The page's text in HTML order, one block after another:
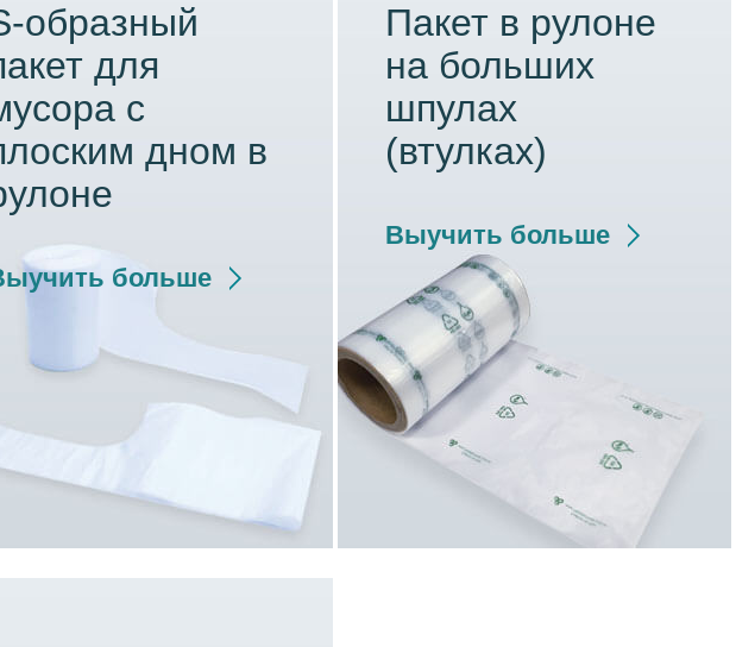
образный
для
с
дном в
больше
Пакет в рулоне
на больших
шпулах
(втулках)
Выучить больше